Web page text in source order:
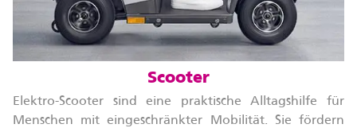
Scooter
Elektro-Scooter sind eine praktische Alltagshilfe für
Menschen mit eingeschränkter Mobilität. Sie fördern